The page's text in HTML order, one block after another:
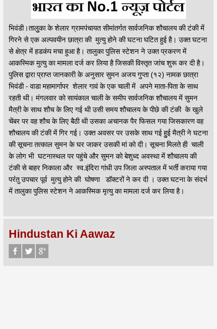
भिवंडी।तालुुका के शेलार ग्रामपंचायत सीमांतर्गत सार्वजनिक शौचालय की टंकी में
गिरने से एक अल्पवयीन छात्रा की मुत्यु होने की घटना घटित हुई है। उक्त घटना
से क्षेत्र में हडकंप मचा हुआ है। तालुका पुलिस स्टेशन ने उक्त प्रकरण में
आकस्मिक मुत्यु का मामला दर्ज कर लिया है जिसकी विस्तृत जांच शुरू कर दी है।
पुलिस द्वारा प्राप्त जानकारी के अनुसार सुमन अजय गुप्ता (१२) नामक छात्रा
भिवंडी - वाडा महामार्गापर शेलार गावं के एक चाली में अपने माता-पिता के साथ
रहती थी। मंगलवार को सायंकाल चाली के समीप सार्वजनिक शौचालय में सुमन
मैत्री के साथ शौच के लिए गई थी उसी समय शौचालय के पीछे की टंकी के खुले
चेंबर पर वह शौच के लिए बैठी थी उसका अचानक पैर फिसल गया जिसकारण वह
शौचालय की टंकी में गिर गई। उक्त अवसर पर उसके साथ गई हुुई मैत्री ने घटना
की सूचना तत्काल सुमन के घर जाकर उसकी मां को दी। सूचना मिलते ही चाली
के लोग भी घटनास्थल पर पहुंचे और सुमन को बेशुध्द अवस्था में शौचालय की
टंकी से बाहर निकाला और स्व.इंदिरा गांधी उप जिला अस्पताल में भर्ती कराया गया
परंंतु उपचार पूर्व मुत्यु होने की घोषणा डॉक्टरों ने कर दी । उक्त घटना के संदर्भ
में तालुका पुलिस स्टेशन ने आकस्मिक मृत्यु का मामला दर्ज कर लिया है।
Hindustan Ki Aawaz